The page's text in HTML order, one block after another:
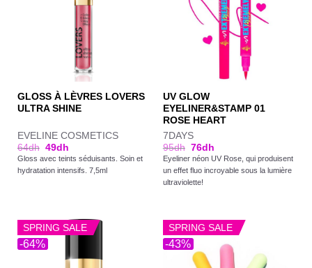
GLOSS À LÈVRES LOVERS
ULTRA SHINE
EVELINE COSMETICS
64dh 49dh
Gloss avec teints séduisants. Soin et
hydratation intensifs. 7,5ml
UV GLOW
EYELINER&STAMP 01
ROSE HEART
7DAYS
95dh 76dh
Eyeliner néon UV Rose, qui produisent
un effet fluo incroyable sous la lumière
ultraviolette!
-64%
SPRING SALE
-43%
SPRING SALE